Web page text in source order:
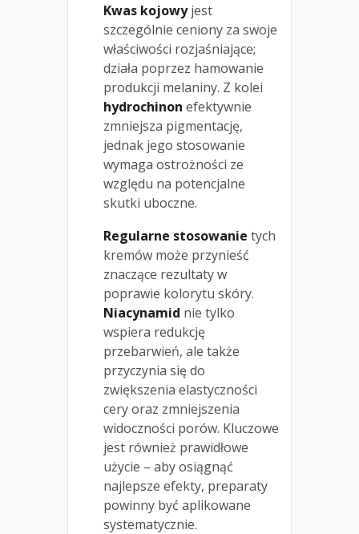
Kwas kojowyjest
szczególnie ceniony za swoje
właściwości rozjaśniające;
działa poprzez hamowanie
produkcji melaniny. Z kolei
hydrochinon efektywnie
zmniejsza pigmentację,
jednak jego stosowanie
wymaga ostrożności ze
względu na potencjalne
skutki uboczne.
Regularne stosowanie tych
kremów może przynieść
znaczące rezultaty w
poprawie kolorytu skóry.
Niacynamid nie tylko
wspiera redukcję
przebarwień, ale także
przyczynia się do
zwiększenia elastyczności
cery oraz zmniejszenia
widoczności porów. Kluczowe
jest również prawidłowe
użycie – aby osiągnąć
najlepsze efekty, preparaty
powinny być aplikowane
systematycznie.